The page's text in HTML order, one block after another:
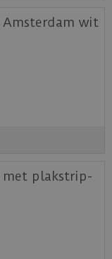
Amsterdam wit
plakstrip-